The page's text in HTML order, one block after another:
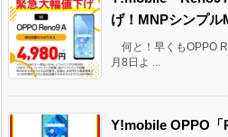
げ！MNPシンプル
何と！早くもOPPO
月8日よ ...
Y!mobile OPPO「